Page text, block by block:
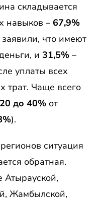
складывается
навыков – 67,9%
что имеют
и 31,5% –
уплаты всех
трат. Чаще всего
до 40% от
).
ситуация
обратная.
Жамбылской,